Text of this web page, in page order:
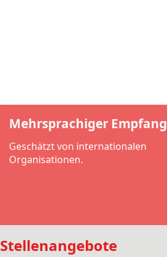
Mehrsprachiger Empfang
Geschätzt von internationalen
Organisationen.
Stellenangebote